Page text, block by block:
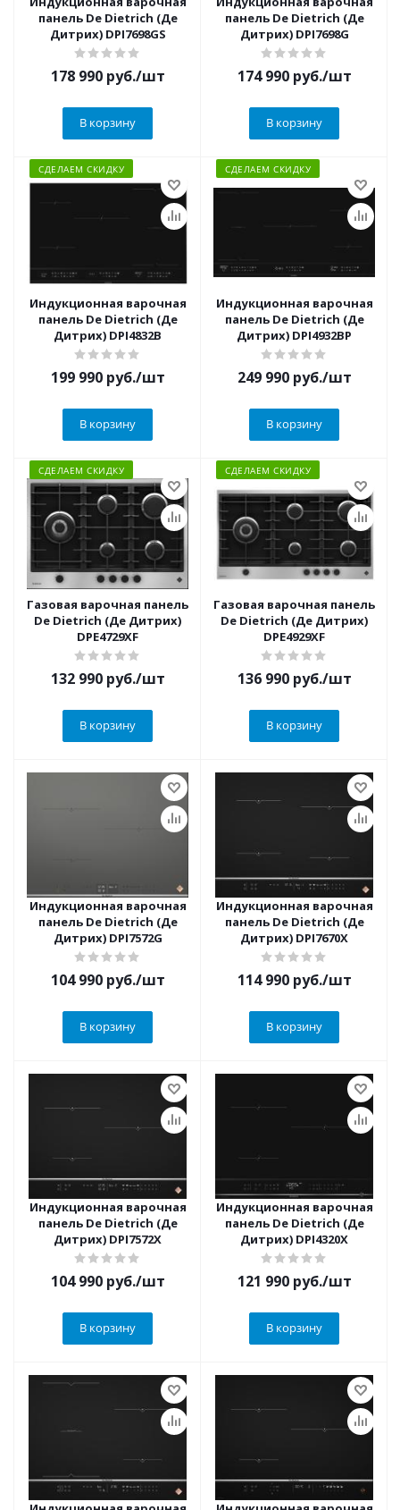
панель De Dietrich (Де
Дитрих) DPI7698GS
178 990руб./шт
В корзину
панель De Dietrich (Де
Дитрих) DPI7698G
174 990руб./шт
В корзину
СДЕЛАЕМ СКИДКУ
Индукционная варочная
панель De Dietrich (Де
Дитрих) DPI4832B
199 990руб./шт
В корзину
СДЕЛАЕМ СКИДКУ
Индукционная варочная
панель De Dietrich (Де
Дитрих) DPI4932BP
249 990руб./шт
В корзину
СДЕЛАЕМ СКИДКУ
Газовая варочная панель
De Dietrich (Де Дитрих)
DPE4729XF
132 990руб./шт
В корзину
СДЕЛАЕМ СКИДКУ
Газовая варочная панель
De Dietrich (Де Дитрих)
DPE4929XF
136 990руб./шт
В корзину
Индукционная варочная
панель De Dietrich (Де
Дитрих) DPI7572G
104 990руб./шт
В корзину
Индукционная варочная
панель De Dietrich (Де
Дитрих) DPI7670X
114 990руб./шт
В корзину
Индукционная варочная
панель De Dietrich (Де
Дитрих) DPI7572X
104 990руб./шт
В корзину
Индукционная варочная
панель De Dietrich (Де
Дитрих) DPI4320X
121 990руб./шт
В корзину